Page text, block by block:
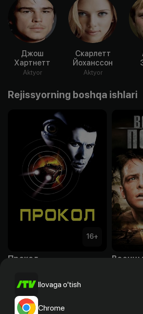
Джош
Хартнетт
Aktyor
Скарлетт
Йоханссон
Aktyor
Rejissyorning boshqa ishlari
16+
Прокол
Ilovaga o'tish
Chrome